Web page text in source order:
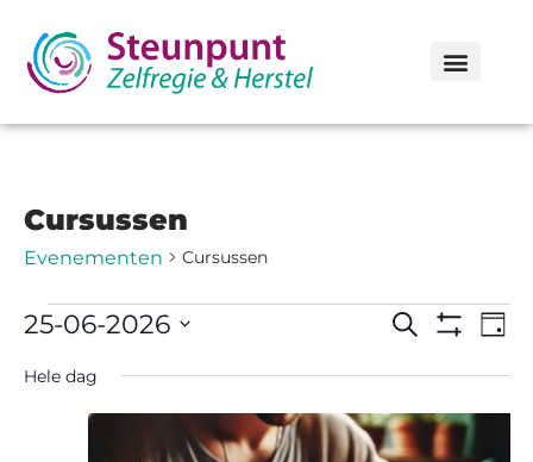
Cursussen
Evenementen Cursussen
en
navigatie
Zoeken
Dag
25-06-2026
een
datum.
Hele dag